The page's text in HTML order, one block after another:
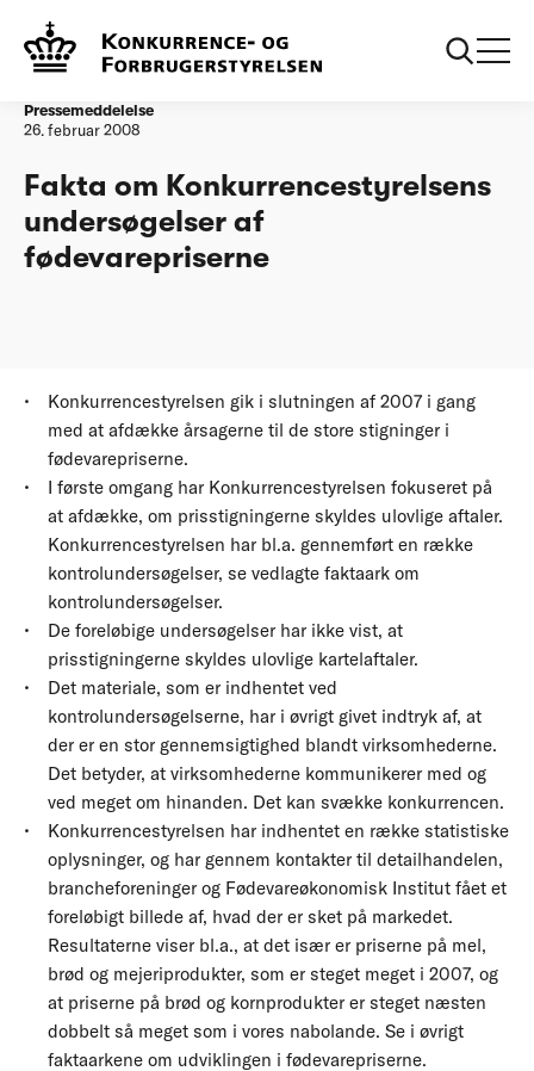
Forside
fødevarepriserne
Pressemeddelelse
26. februar 2008
Fakta om Konkurrencestyrelsens
undersøgelser af
fødevarepriserne
Konkurrencestyrelsen gik i slutningen af 2007 i gang
med at afdække årsagerne til de store stigninger i
fødevarepriserne.
I første omgang har Konkurrencestyrelsen fokuseret på
at afdække, om prisstigningerne skyldes ulovlige aftaler.
Konkurrencestyrelsen har bl.a. gennemført en række
kontrolundersøgelser, se vedlagte faktaark om
kontrolundersøgelser.
De foreløbige undersøgelser har ikke vist, at
prisstigningerne skyldes ulovlige kartelaftaler.
Det materiale, som er indhentet ved
kontrolundersøgelserne, har i øvrigt givet indtryk af, at
der er en stor gennemsigtighed blandt virksomhederne.
Det betyder, at virksomhederne kommunikerer med og
ved meget om hinanden. Det kan svække konkurrencen.
Konkurrencestyrelsen har indhentet en række statistiske
oplysninger, og har gennem kontakter til detailhandelen,
brancheforeninger og Fødevareøkonomisk Institut fået et
foreløbigt billede af, hvad der er sket på markedet.
Resultaterne viser bl.a., at det især er priserne på mel,
brød og mejeriprodukter, som er steget meget i 2007, og
at priserne på brød og kornprodukter er steget næsten
dobbelt så meget som i vores nabolande. Se i øvrigt
faktaarkene om udviklingen i fødevarepriserne.